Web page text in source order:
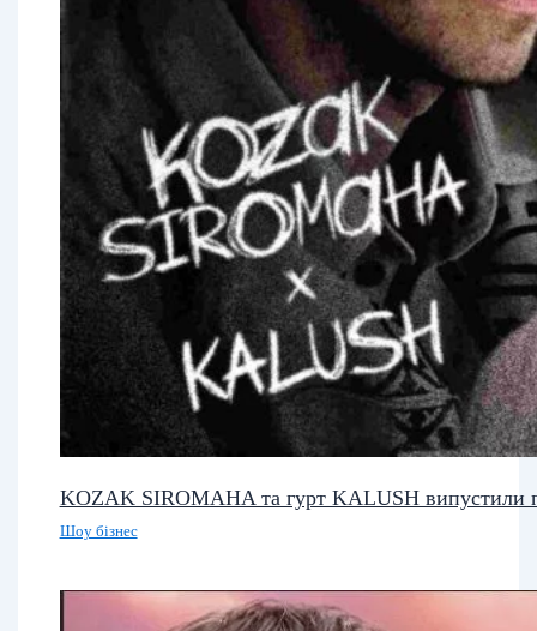
KOZAK SIROMAHA та гурт KALUSH випустили
Шоу бізнес